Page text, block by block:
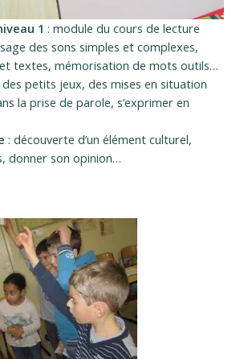
1 : module du cours de lecture
des sons simples et complexes,
textes, mémorisation de mots outils…
des petits jeux, des mises en situation
la prise de parole, s’exprimer en
: découverte d’un élément culturel,
donner son opinion…